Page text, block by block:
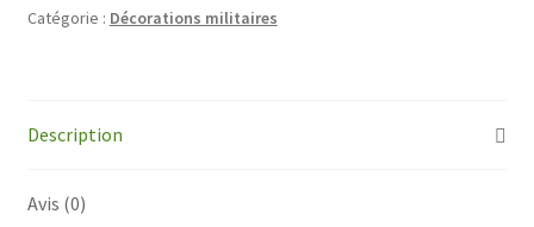
de
-
Citations
Catégorie : Décorations militaires
Description
Avis (0)